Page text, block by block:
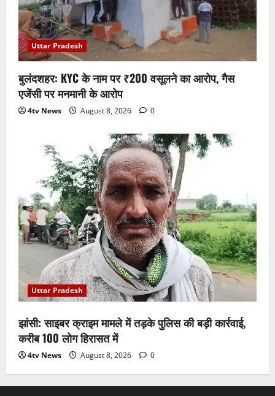
Uttar Pradesh
बुलंदशहर: KYC के नाम पर ₹200 वसूलने का आरोप, गैस
एजेंसी पर मनमानी के आरोप
4tv News August 8, 2026 0
Uttar Pradesh
झांसी: साइबर क्राइम मामले में तड़के पुलिस की बड़ी कार्रवाई,
करीब 100 लोग हिरासत में
4tv News August 8, 2026 0